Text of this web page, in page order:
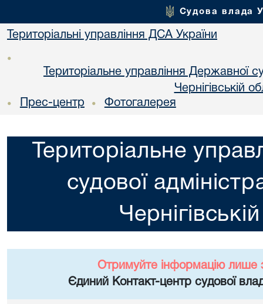
Судова влада
Територіальні управління ДСА України
•
Територіальне управління Державної
Чернiгiвській
• Прес-центр • Фотогалерея
Територіальне
судової
Отримуйте інформацію лише
Єдиний Контакт-центр судової